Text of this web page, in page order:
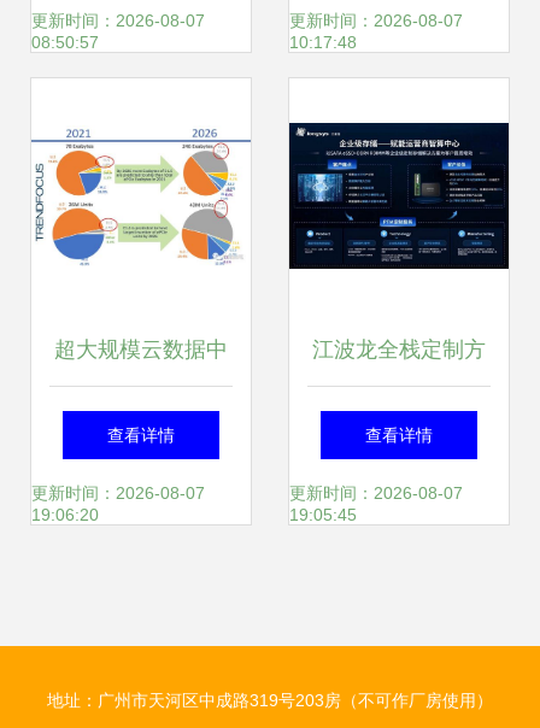
理和存储服务
更新时间：2026-08-07
08:50:57
处理存储服务
更新时间：2026-08-07
10:17:48
超大规模云数据中
心对存储的诉求 数
据处理与存储服务
查看详情
更新时间：2026-08-07
19:06:20
江波龙全栈定制方
案亮相2024数字科
技生态大会 PTM存
查看详情
更新时间：2026-08-07
19:05:45
地址：广州市天河区中成路319号203房（不可作厂房使用）